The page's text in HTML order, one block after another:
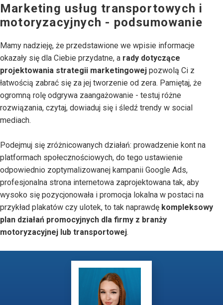
Marketing usług transportowych i
motoryzacyjnych - podsumowanie
Mamy nadzieję, że przedstawione we wpisie informacje
okazały się dla Ciebie przydatne, a rady dotyczące
projektowania strategii marketingowej pozwolą Ci z
łatwością zabrać się za jej tworzenie od zera. Pamiętaj, że
ogromną rolę odgrywa zaangażowanie - testuj różne
rozwiązania, czytaj, dowiaduj się i śledź trendy w social
mediach.
Podejmuj się zróżnicowanych działań: prowadzenie kont na
platformach społecznościowych, do tego ustawienie
odpowiednio zoptymalizowanej kampanii Google Ads,
profesjonalna strona internetowa zaprojektowana tak, aby
wysoko się pozycjonowała i promocja lokalna w postaci na
przykład plakatów czy ulotek, to tak naprawdę kompleksowy
plan działań promocyjnych dla firmy z branży
motoryzacyjnej lub transportowej.